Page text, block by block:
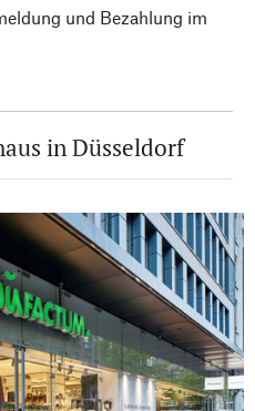
und Bezahlung im
in Düsseldorf